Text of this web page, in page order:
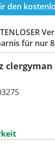
den
für nur
clergyman